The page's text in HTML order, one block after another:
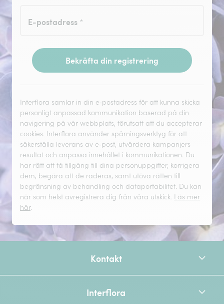
E-postadress *
Bekräfta din registrering
Interflora samlar in din e‑postadress för att kunna skicka
personligt anpassad kommunikation baserad på din
navigering på vår webbplats, förutsatt att du accepterar
cookies. Interflora använder spårningsverktyg för att
säkerställa leverans av e‑post, utvärdera kampanjers
resultat och anpassa innehållet i kommunikationen. Du
har rätt att få tillgång till dina personuppgifter, korrigera
dem, begära att de raderas, samt utöva rätten till
begränsning av behandling och dataportabilitet. Du kan
när som helst avregistrera dig från våra utskick. Läs mer
här.
Kontakt
Interflora